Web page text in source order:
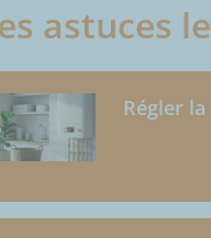
astuces
Régler